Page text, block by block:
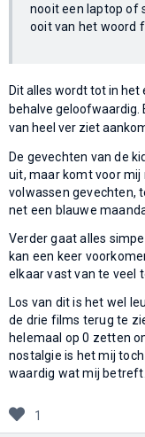
nooit een laptop of
ooit van het woord
Dit alles wordt tot in
behalve geloofwaardig.
van heel ver ziet
De gevechten van de
uit, maar komt voor mij
volwassen gevechten,
net een blauwe
Verder gaat alles
kan een keer
elkaar vast van te veel
Los van dit is het wel
de drie films terug te
helemaal op 0 zetten
nostalgie is het mij
waardig wat mij betreft.
1